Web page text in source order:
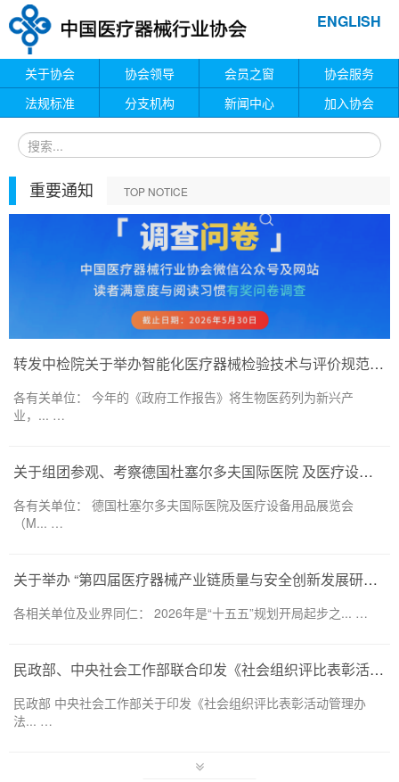
ENGLISH
关于协会 协会领导 会员之窗
协会服务
法规标准
分支机构 新闻中心 加入协会
重要通知 TOP NOTICE
转发中检院关于举办智能化医疗器械检验技术与评价规范培训班的通知
各有关单位： 今年的《政府工作报告》将生物医药列为新兴产
业，... …
关于组团参观、考察德国杜塞尔多夫国际医院 及医疗设备用品展览会（MEDICA 2026） 的通知
各有关单位： 德国杜塞尔多夫国际医院及医疗设备用品展览会
（M... …
关于举办 “第四届医疗器械产业链质量与安全创新发展研讨会”的通知
各相关单位及业界同仁： 2026年是“十五五”规划开局起步之... …
民政部、中央社会工作部联合印发《社会组织评比表彰活动管理办法》
民政部 中央社会工作部关于印发《社会组织评比表彰活动管理办
法... …